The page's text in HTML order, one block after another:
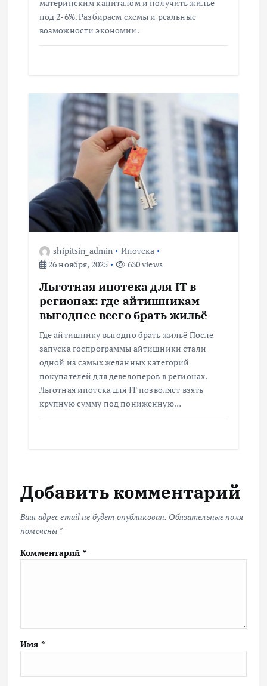
материнским капиталом и получить жилье
под 2-6%. Разбираем схемы и реальные
возможности экономии.
shipitsin_admin
Ипотека
26 ноября, 2025
630 views
Льготная ипотека для IT в
регионах: где айтишникам
выгоднее всего брать жильё
Где айтишнику выгодно брать жильё После
запуска госпрограммы айтишники стали
одной из самых желанных категорий
покупателей для девелоперов в регионах.
Льготная ипотека для IT позволяет взять
крупную сумму под пониженную…
Добавить комментарий
Ваш адрес email не будет опубликован. Обязательные поля
помечены *
Комментарий *
Имя *